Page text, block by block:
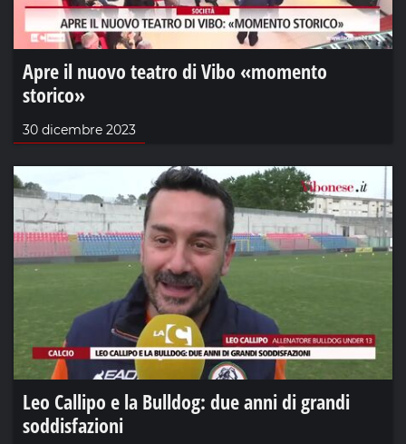
Apre il nuovo teatro di Vibo «momento
storico»
30 dicembre 2023
Leo Callipo e la Bulldog: due anni di grandi
soddisfazioni